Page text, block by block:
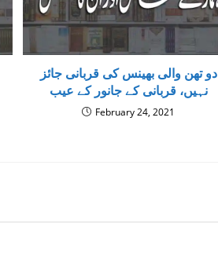
دو تھن والی بھینس کی قربانی جائز
نہیں، قربانی کے جانور کے عیب
February 24, 2021